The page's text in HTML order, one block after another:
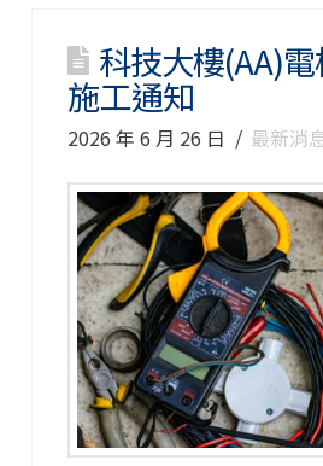
科技大樓(AA)
施工通知
2026 年 6 月 26 日 最新消